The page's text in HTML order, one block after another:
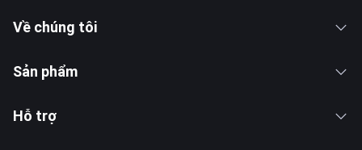
Về chúng tôi
Sản phẩm
Hỗ trợ